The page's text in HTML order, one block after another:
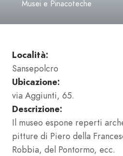
Musei e Pinacoteche
Località:
Sansepolcro
Ubicazione:
via Aggiunti, 65.
Descrizione:
Il museo espone reperti
pitture di Piero della
Robbia, del Pontormo, ecc.